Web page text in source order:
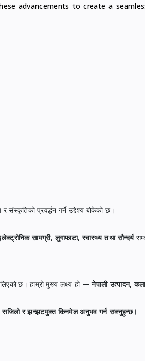
advancements to create a
संस्कृतिको प्रवर्द्धन गर्ने उद्देश्य बोकेको छ।
सामग्री,लुगाफाटा,स्वास्थ्य तथा सौन्दर्य
छ। हाम्रो मुख्य लक्ष्य हो —नेपाली उत्पादन,
सजिलो र झन्झटमुक्त किनमेल अनुभव गर्न सक्नुहुन्छ।